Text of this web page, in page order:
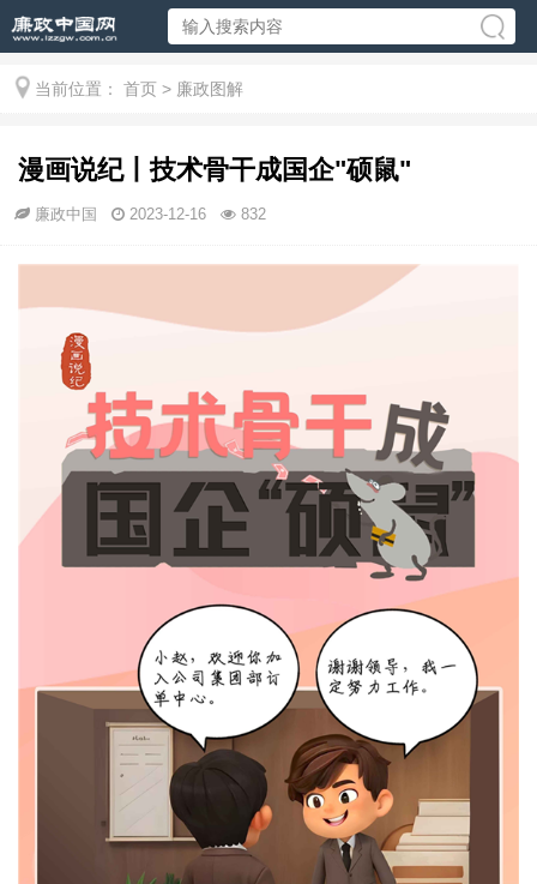
当前位置： 首页 > 廉政图解
漫画说纪丨技术骨干成国企"硕鼠"
廉政中国 2023-12-16 832